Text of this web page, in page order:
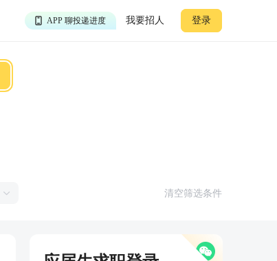
APP 淘面试经验
我要招人 登录
清空筛选条件